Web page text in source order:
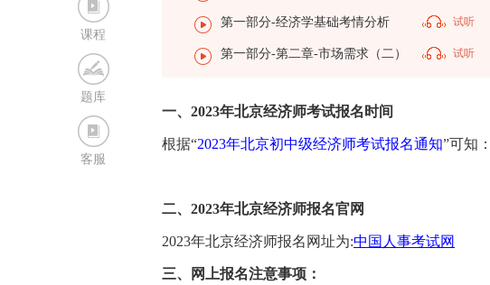
课程
题库
客服
第一部分-经济学基础考情分析 试听
第一部分-第二章-市场需求（二） 试听
一、2023年北京经济师考试报名时间
根据“2023年北京初中级经济师考试报名通知”可知
二、2023年北京经济师报名官网
2023年北京经济师报名网址为:中国人事考试网
三、网上报名注意事项：